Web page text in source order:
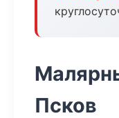
Псков